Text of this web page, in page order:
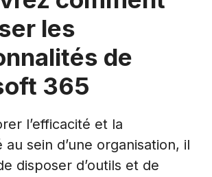
les
de
365
l’efficacité et la
sein d’une organisation, il
disposer d’outils et de